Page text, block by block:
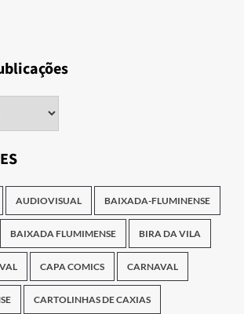
AUDIOVISUAL BAIXADA-FLUMINENSE
BAIXADA FLUMIMENSE BIRA DA VILA
CAPA COMICS CARNAVAL
CARTOLINHAS DE CAXIAS